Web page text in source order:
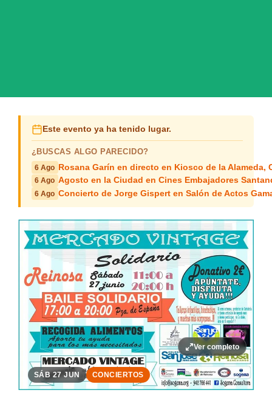
Este evento ya ha tenido lugar.
¿BUSCAS ALGO PARECIDO?
6 Ago Rosana Garín en directo en Kiosco de la Alameda,
6 Ago Agosto en la Ciudad en Cines Embajadores
6 Ago Concierto de Jorge Gispert en Salón de Actos
Ver completo
SÁB 27 JUN CONCIERTOS